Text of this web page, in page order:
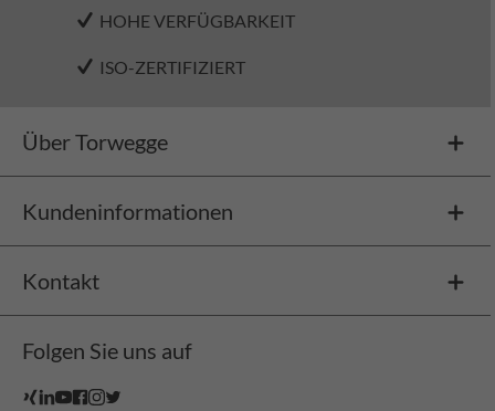
HOHE VERFÜGBARKEIT
ISO-ZERTIFIZIERT
Über Torwegge
Kundeninformationen
Kontakt
Folgen Sie uns auf